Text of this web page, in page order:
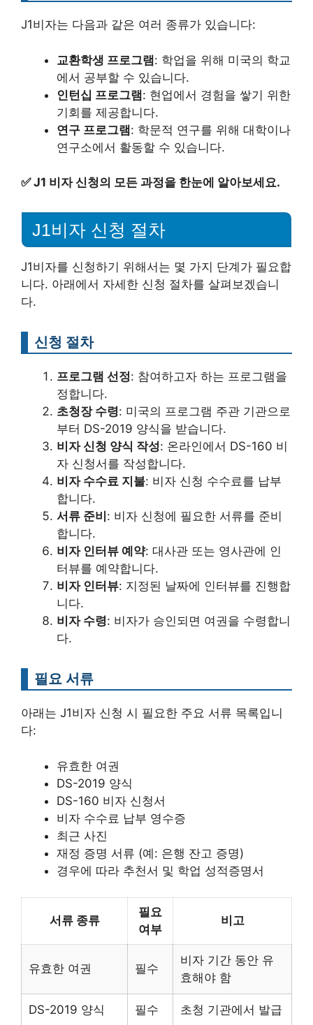
J1비자는 다음과 같은 여러 종류가 있습니다:
교환학생 프로그램: 학업을 위해 미국의 학교
에서 공부할 수 있습니다.
인턴십 프로그램: 현업에서 경험을 쌓기 위한
기회를 제공합니다.
연구 프로그램: 학문적 연구를 위해 대학이나
연구소에서 활동할 수 있습니다.
✅J1 비자 신청의 모든 과정을 한눈에 알아보세요.
J1비자 신청 절차
J1비자를 신청하기 위해서는 몇 가지 단계가 필요합
니다. 아래에서 자세한 신청 절차를 살펴보겠습니
다.
신청 절차
프로그램 선정: 참여하고자 하는 프로그램을
정합니다.
초청장 수령: 미국의 프로그램 주관 기관으로
부터 DS-2019 양식을 받습니다.
비자 신청 양식 작성: 온라인에서 DS-160 비
자 신청서를 작성합니다.
비자 수수료 지불: 비자 신청 수수료를 납부
합니다.
서류 준비 : 비자 신청에 필요한 서류를 준비
합니다.
비자 인터뷰 예약: 대사관 또는 영사관에 인
터뷰를 예약합니다.
비자 인터뷰: 지정된 날짜에 인터뷰를 진행합
니다.
비자 수령: 비자가 승인되면 여권을 수령합니
다.
필요 서류
아래는 J1비자 신청 시 필요한 주요 서류 목록입니
다:
유효한 여권
DS-2019 양식
DS-160 비자 신청서
비자 수수료 납부 영수증
최근 사진
재정 증명 서류 (예: 은행 잔고 증명)
경우에 따라 추천서 및 학업 성적증명서
서류 종류
필요
여부
비고
유효한 여권 필수
비자 기간 동안 유
효해야 함
DS-2019 양식 필수 초청 기관에서 발급